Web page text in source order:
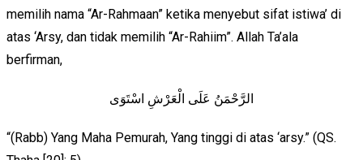
memilih nama “Ar-Rahmaan” ketika menyebut sifat istiwa’ di
atas ‘Arsy, dan tidak memilih “Ar-Rahiim”. Allah Ta’ala
berfirman,
الرَّحْمَنُ عَلَى الْعَرْشِ اسْتَوَى
“(Rabb) Yang Maha Pemurah, Yang tinggi di atas ‘arsy.” (QS.